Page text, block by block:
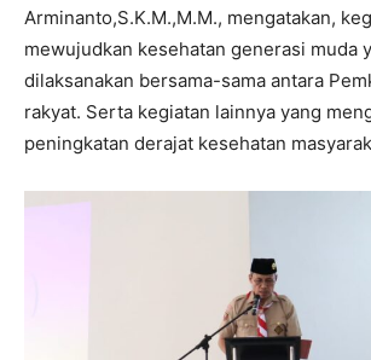
Arminanto,S.K.M.,M.M., mengatakan,
mewujudkan kesehatan generasi muda
dilaksanakan bersama-sama antara
rakyat. Serta kegiatan lainnya yang
peningkatan derajat kesehatan